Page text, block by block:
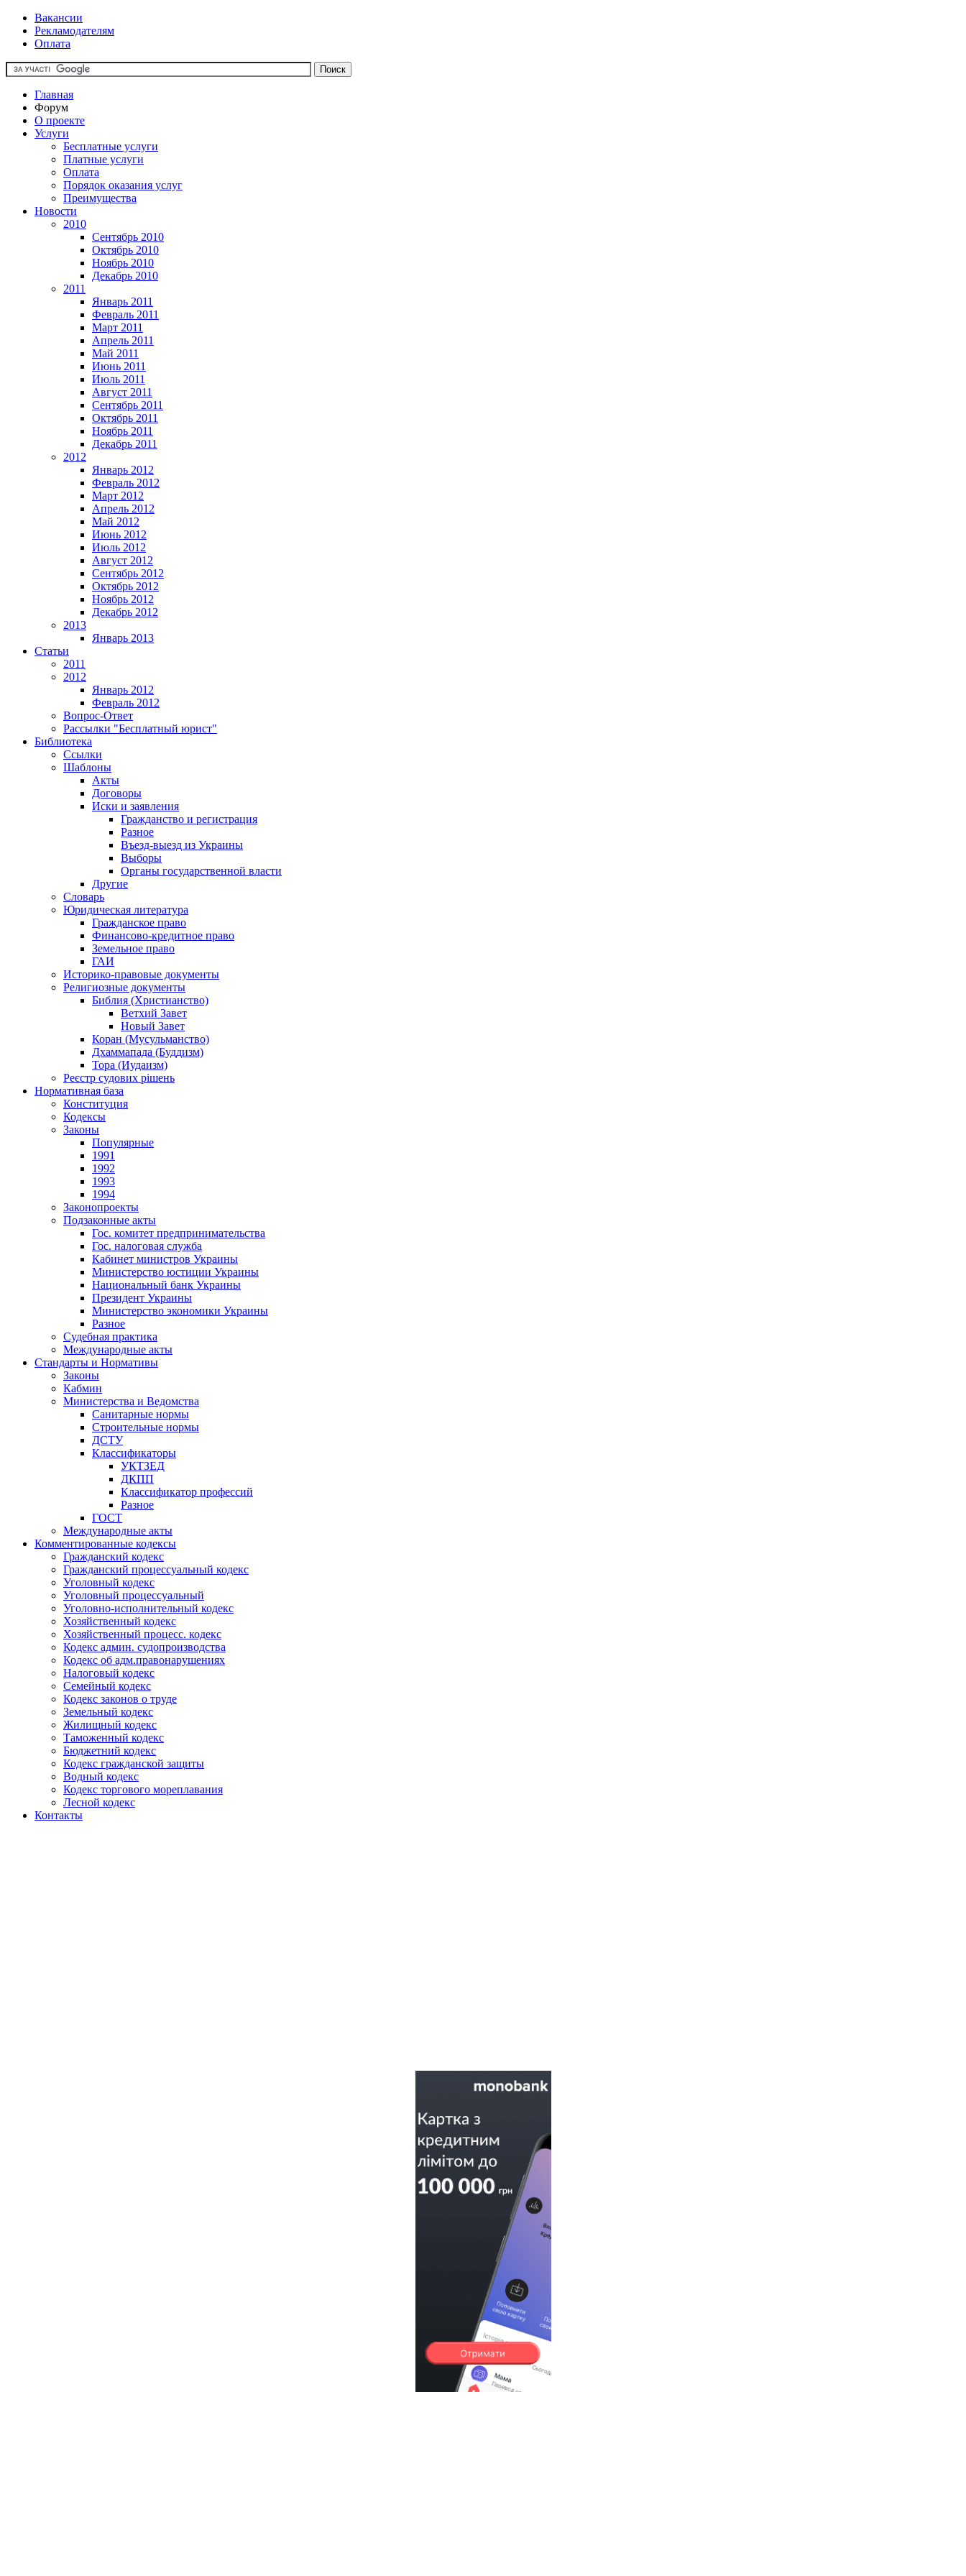
Вакансии
Рекламодателям
Оплата
Главная
Форум
О проекте
Услуги
Бесплатные услуги
Платные услуги
Оплата
Порядок оказания услуг
Преимущества
Новости
2010
Сентябрь 2010
Октябрь 2010
Ноябрь 2010
Декабрь 2010
2011
Январь 2011
Февраль 2011
Март 2011
Апрель 2011
Май 2011
Июнь 2011
Июль 2011
Август 2011
Сентябрь 2011
Октябрь 2011
Ноябрь 2011
Декабрь 2011
2012
Январь 2012
Февраль 2012
Март 2012
Апрель 2012
Май 2012
Июнь 2012
Июль 2012
Август 2012
Сентябрь 2012
Октябрь 2012
Ноябрь 2012
Декабрь 2012
2013
Январь 2013
Статьи
2011
2012
Январь 2012
Февраль 2012
Вопрос-Ответ
Рассылки "Бесплатный юрист"
Библиотека
Ссылки
Шаблоны
Акты
Договоры
Иски и заявления
Гражданство и регистрация
Разное
Въезд-выезд из Украины
Выборы
Органы государственной власти
Другие
Словарь
Юридическая литература
Гражданское право
Финансово-кредитное право
Земельное право
ГАИ
Историко-правовые документы
Религиозные документы
Библия (Христианство)
Ветхий Завет
Новый Завет
Коран (Мусульманство)
Дхаммапада (Буддизм)
Тора (Иудаизм)
Реєстр судових рішень
Нормативная база
Конституция
Кодексы
Законы
Популярные
1991
1992
1993
1994
Законопроекты
Подзаконные акты
Гос. комитет предпринимательства
Гос. налоговая служба
Кабинет министров Украины
Министерство юстиции Украины
Национальный банк Украины
Президент Украины
Министерство экономики Украины
Разное
Судебная практика
Международные акты
Стандарты и Нормативы
Законы
Кабмин
Министерства и Ведомства
Санитарные нормы
Строительные нормы
ДСТУ
Классификаторы
УКТЗЕД
ДКПП
Классификатор профессий
Разное
ГОСТ
Международные акты
Комментированные кодексы
Гражданский кодекс
Гражданский процессуальный кодекс
Уголовный кодекс
Уголовный процессуальный
Уголовно-исполнительный кодекс
Хозяйственный кодекс
Хозяйственный процесс. кодекс
Кодекс админ. судопроизводства
Кодекс об адм.правонарушениях
Налоговый кодекс
Семейный кодекс
Кодекс законов о труде
Земельный кодекс
Жилищный кодекс
Таможенный кодекс
Бюджетний кодекс
Кодекс гражданской защиты
Водный кодекс
Кодекс торгового мореплавания
Лесной кодекс
Контакты